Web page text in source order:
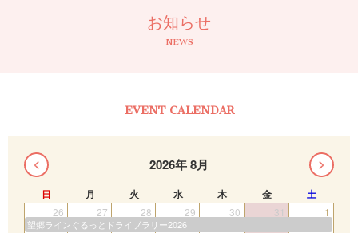
お知らせ
NEWS
EVENT CALENDAR
2026年 8月
日 月 火 水 木 金 土
26 27 28 29 30 31 1
望郷ラインぐるっとドライブラリー2026